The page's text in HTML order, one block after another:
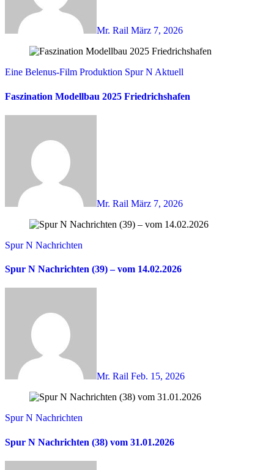
Mr. Rail März 7, 2026
Eine Belenus-Film Produktion Spur N Aktuell
Faszination Modellbau 2025 Friedrichshafen
Mr. Rail März 7, 2026
Spur N Nachrichten
Spur N Nachrichten (39) – vom 14.02.2026
Mr. Rail Feb. 15, 2026
Spur N Nachrichten
Spur N Nachrichten (38) vom 31.01.2026